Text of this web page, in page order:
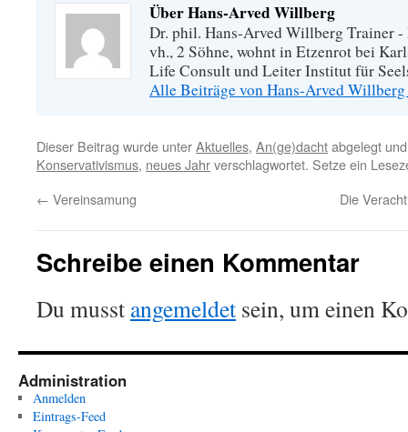
Über Hans-Arved Willberg
Dr. phil. Hans-Arved Willberg Trainer
vh., 2 Söhne, wohnt in Etzenrot bei
Life Consult und Leiter Institut für
Alle Beiträge von Hans-Arved
Dieser Beitrag wurde unterAktuelles, An(ge)dachtabgelegt
Konservativismus, neues Jahrverschlagwortet. Setze ein
← Vereinsamung Die
Schreibe einen Kommentar
Du musst angemeldet sein, um einen
Administration
Anmelden
Eintrags-Feed